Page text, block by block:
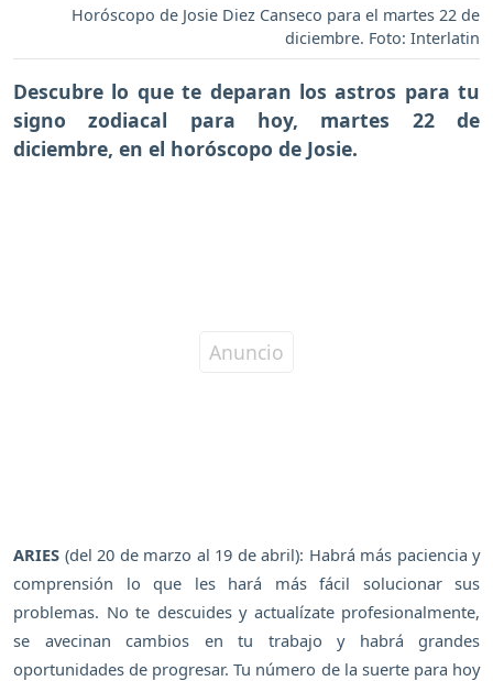
Horóscopo de Josie Diez Canseco para el martes 22 de
diciembre. Foto: Interlatin
Descubre lo que te deparan los astros para tu
signo zodiacal para hoy, martes 22 de
diciembre, en el horóscopo de Josie.
ARIES (del 20 de marzo al 19 de abril): Habrá más paciencia y
comprensión lo que les hará más fácil solucionar sus
problemas. No te descuides y actualízate profesionalmente,
se avecinan cambios en tu trabajo y habrá grandes
oportunidades de progresar. Tu número de la suerte para hoy